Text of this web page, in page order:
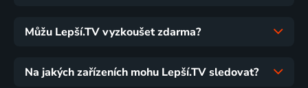
Můžu Lepší.TV vyzkoušet zdarma?
Na jakých zařízeních mohu Lepší.TV sledovat?